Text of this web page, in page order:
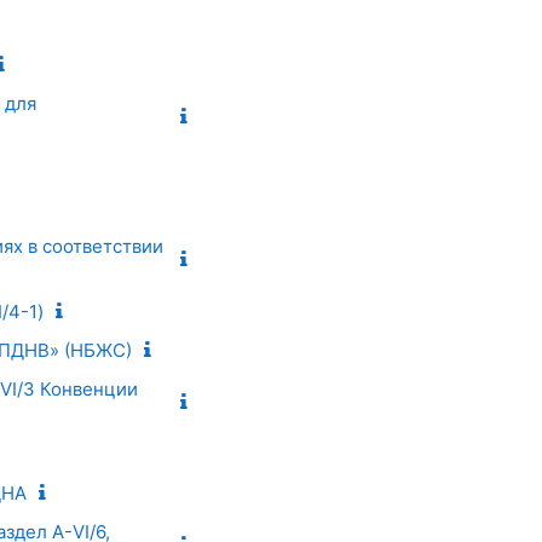
для
в соответствии
1)
ПДНВ» (НБЖС)
3 Конвенции
А-VI/6,